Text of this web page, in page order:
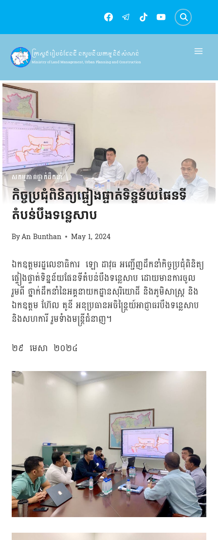
content
ក្រសួងរៀបចំដែនដី នគរូបនីយកម្ម និងសំណង់
Ministry of Land Management, Urban Planning and Construction
សកម្មភាពថ្នាក់ដឹកនាំ
កិច្ចប្រជុំពិនិត្យផ្ទៀងផ្ទាត់ទិន្នន័យផែនទី
តំបន់បឹងទន្លេសាប
ByAn Bunthan May 1, 2024
ឯកឧត្តមរដ្ឋលេខាធិការ ឡោ ដាវុធ អញ្ជើញដឹកនាំកិច្ចប្រជុំពិនិត្យ
ផ្ទៀងផ្ទាត់ទិន្នន័យផែនទីតំបន់បឹងទន្លេសាប ដោយមានការចូល
រួមពី ថ្នាក់ដឹកនាំនៃអគ្គនាយកដ្ឋានសុរិយោដី និងភូមិសាស្រ្ត និង
ឯកឧត្តម ហ៊ែល តូនី អនុប្រធានអចិន្ត្រៃយ៍អាជ្ញាធរបឹងទន្លេសាប
និងសហការី រួមទំាងមន្ត្រីជំនាញ។
២៩ មេសា ២០២៤